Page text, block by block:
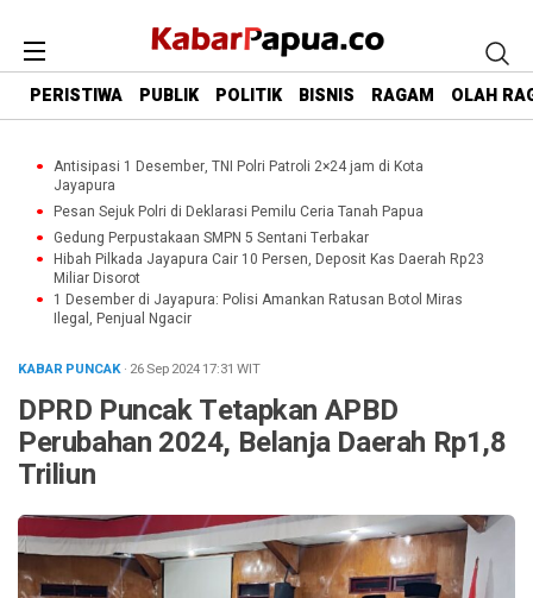
PERISTIWA PUBLIK POLITIK BISNIS RAGAM OLAH
Antisipasi 1 Desember, TNI Polri Patroli 2×24 jam di Kota
Jayapura
Pesan Sejuk Polri di Deklarasi Pemilu Ceria Tanah Papua
Gedung Perpustakaan SMPN 5 Sentani Terbakar
Hibah Pilkada Jayapura Cair 10 Persen, Deposit Kas Daerah Rp23
Miliar Disorot
1 Desember di Jayapura: Polisi Amankan Ratusan Botol Miras
Ilegal, Penjual Ngacir
KABAR PUNCAK· 26 Sep 202417:31 WIT
DPRD Puncak Tetapkan APBD
Perubahan 2024, Belanja Daerah Rp1,8
Triliun